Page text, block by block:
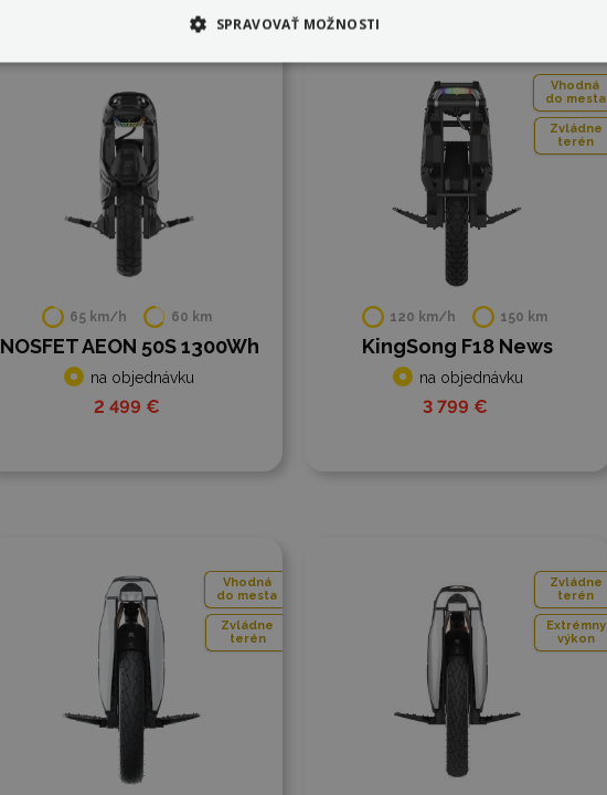
Do porovnania
65 km/h 60 km
NOSFET AEON 50S 1300Wh
na objednávku
2 499 €
Vhodná
do mesta
Zvládne
terén
Do porovnania
120 km/h 150 km
KingSong F18 News
na objednávku
3 799 €
Vhodná
do mesta
Zvládne
terén
Zvládne
terén
Extrémny
výkon
SPRAVOVAŤ MOŽNOSTI